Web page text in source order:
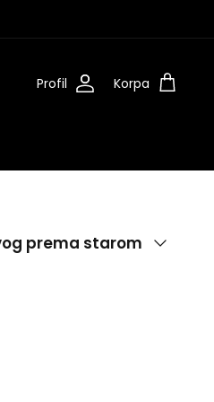
Profil Korpa
prema starom